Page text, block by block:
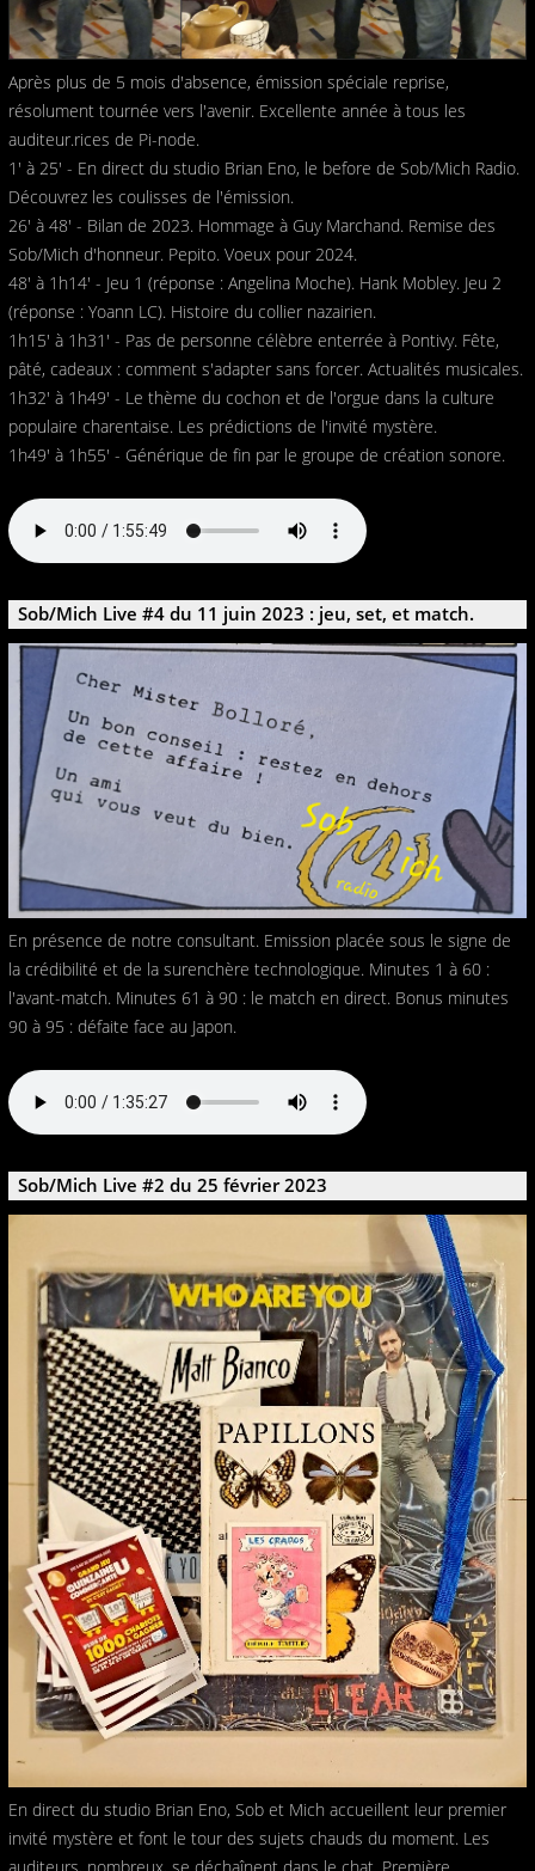
Après plus de 5 mois d'absence, émission spéciale reprise,
résolument tournée vers l'avenir. Excellente année à tous les
auditeur.rices de Pi-node.
1' à 25' - En direct du studio Brian Eno, le before de Sob/Mich Radio.
Découvrez les coulisses de l'émission.
26' à 48' - Bilan de 2023. Hommage à Guy Marchand. Remise des
Sob/Mich d'honneur. Pepito. Voeux pour 2024.
48' à 1h14' - Jeu 1 (réponse : Angelina Moche). Hank Mobley. Jeu 2
(réponse : Yoann LC). Histoire du collier nazairien.
1h15' à 1h31' - Pas de personne célèbre enterrée à Pontivy. Fête,
pâté, cadeaux : comment s'adapter sans forcer. Actualités musicales.
1h32' à 1h49' - Le thème du cochon et de l'orgue dans la culture
populaire charentaise. Les prédictions de l'invité mystère.
1h49' à 1h55' - Générique de fin par le groupe de création sonore.
Sob/Mich Live #4 du 11 juin 2023 : jeu, set, et match.
En présence de notre consultant. Emission placée sous le signe de
la crédibilité et de la surenchère technologique. Minutes 1 à 60 :
l'avant-match. Minutes 61 à 90 : le match en direct. Bonus minutes
90 à 95 : défaite face au Japon.
Sob/Mich Live #2 du 25 février 2023
En direct du studio Brian Eno, Sob et Mich accueillent leur premier
invité mystère et font le tour des sujets chauds du moment. Les